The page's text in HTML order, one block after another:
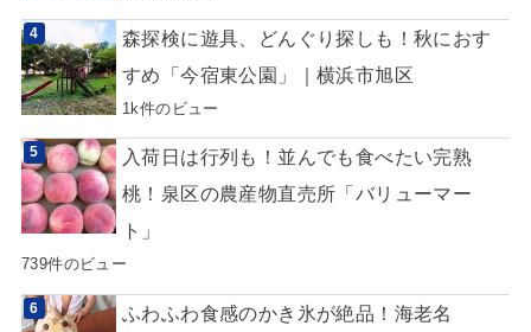
森探検に遊具、どんぐり探しも！秋におす
すめ「今宿東公園」｜横浜市旭区
1k件のビュー
入荷日は行列も！並んでも食べたい完熟
桃！泉区の農産物直売所「バリューマー
ト」
739件のビュー
ふわふわ食感のかき氷が絶品！海老名